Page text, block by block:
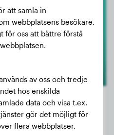
att samla in
webbplatsens besökare.
för oss att bättre förstå
av oss och tredje
hos enskilda
data och visa t.ex.
gör det möjligt för
flera webbplatser.